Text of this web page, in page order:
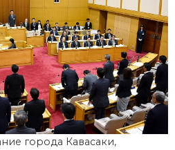
города Кавасаки,